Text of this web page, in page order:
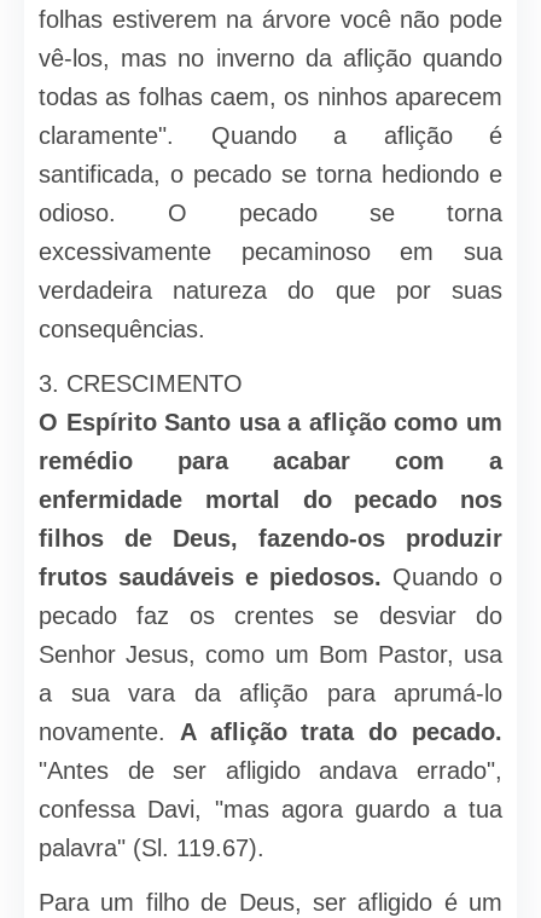
folhas estiverem na árvore você não pode
vê-los, mas no inverno da aflição quando
todas as folhas caem, os ninhos aparecem
claramente". Quando a aflição é
santificada, o pecado se torna hediondo e
odioso. O pecado se torna
excessivamente pecaminoso em sua
verdadeira natureza do que por suas
consequências.
3. CRESCIMENTO
O Espírito Santo usa a aflição como um
remédio para acabar com a
enfermidade mortal do pecado nos
filhos de Deus, fazendo-os produzir
frutos saudáveis e piedosos. Quando o
pecado faz os crentes se desviar do
Senhor Jesus, como um Bom Pastor, usa
a sua vara da aflição para aprumá-lo
novamente. A aflição trata do pecado.
"Antes de ser afligido andava errado",
confessa Davi, "mas agora guardo a tua
palavra" (Sl. 119.67).
Para um filho de Deus, ser afligido é um